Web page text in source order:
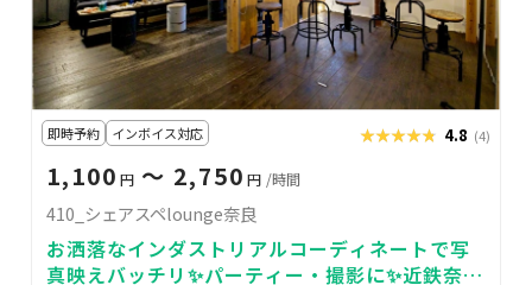
即時予約 インボイス対応 ★★★★★
★★★★★ 4.8 (4)
1,100 円 〜 2,750 円 /時間
410_シェアスペlounge奈良
お洒落なインダストリアルコーディネートで写
真映えバッチリ✨パーティー・撮影に✨近鉄奈良